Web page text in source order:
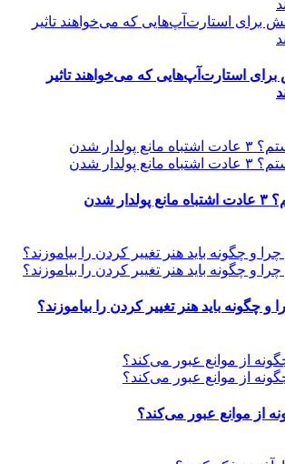
برای استارت‌آپ‌هایی که می‌خواهند تاثیر
شدن
و چگونه باید هنر تغییر کردن را بیاموزند؟
از موانع عبور می‌کند؟